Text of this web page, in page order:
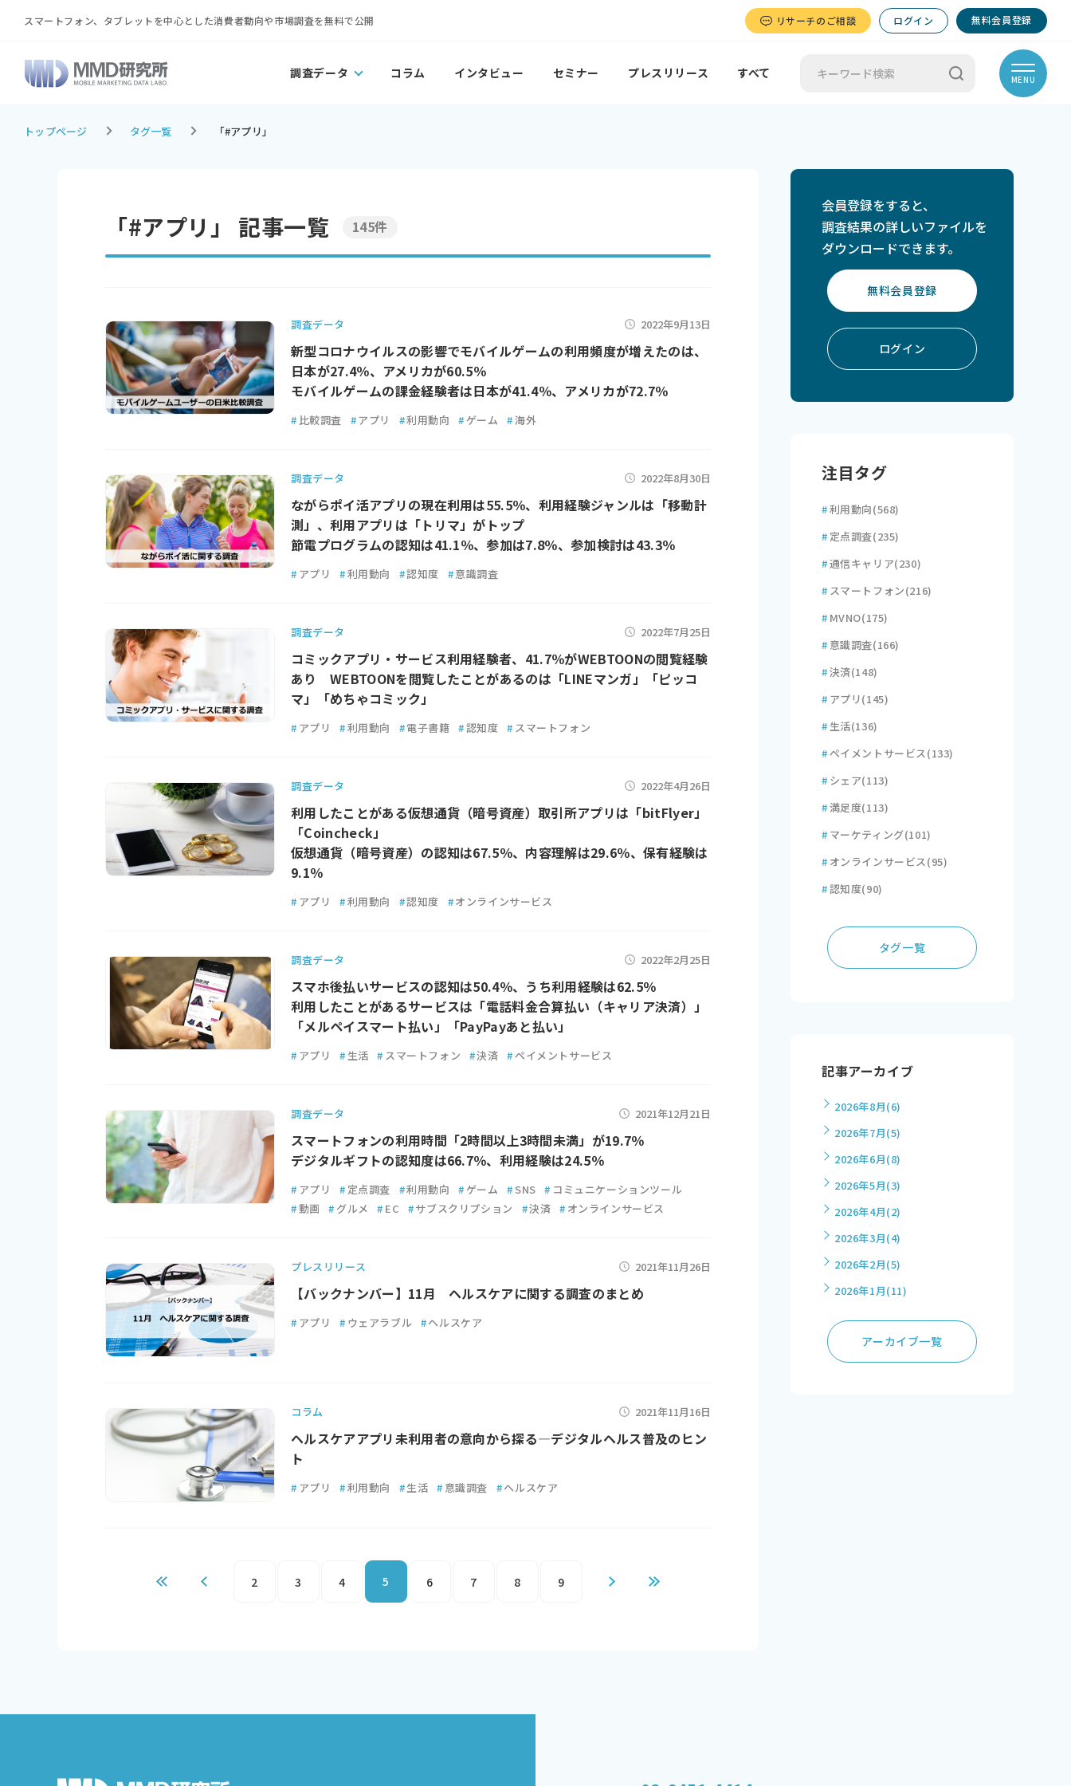
スマートフォン、タブレットを中心とした消費者動向や市場調査を無料で公開 リサーチのご相談 ログイン 無料会員登録
調査データ コラム インタビュー セミナー プレスリリース すべて MENU
トップページ タグ一覧 「#アプリ」
「#アプリ」 記事一覧 145件
調査データ 2022年9月13日
新型コロナウイルスの影響でモバイルゲームの利用頻度が増えたのは、
日本が27.4％、アメリカが60.5％
モバイルゲームの課金経験者は日本が41.4％、アメリカが72.7％
# 比較調査 #アプリ #利用動向 # ゲーム #海外
調査データ 2022年8月30日
ながらポイ活アプリの現在利用は55.5％、利用経験ジャンルは「移動計
測」、利用アプリは「トリマ」がトップ
節電プログラムの認知は41.1％、参加は7.8％、参加検討は43.3％
# アプリ #利用動向 #認知度 #意識調査
調査データ 2022年7月25日
コミックアプリ・サービス利用経験者、41.7％がWEBTOONの閲覧経験
あり WEBTOONを閲覧したことがあるのは「LINEマンガ」「ピッコ
マ」「めちゃコミック」
# アプリ #利用動向 #電子書籍 #認知度 # スマートフォン
調査データ 2022年4月26日
利用したことがある仮想通貨（暗号資産）取引所アプリは「bitFlyer」
「Coincheck」
仮想通貨（暗号資産）の認知は67.5％、内容理解は29.6％、保有経験は
9.1％
# アプリ #利用動向 #認知度 #オンラインサービス
調査データ 2022年2月25日
スマホ後払いサービスの認知は50.4％、うち利用経験は62.5％
利用したことがあるサービスは「電話料金合算払い（キャリア決済）」
「メルペイスマート払い」「PayPayあと払い」
# アプリ # 生活 # スマートフォン #決済 #ペイメントサービス
調査データ 2021年12月21日
スマートフォンの利用時間「2時間以上3時間未満」が19.7％
デジタルギフトの認知度は66.7％、利用経験は24.5％
# アプリ # 定点調査 #利用動向 # ゲーム # SNS # コミュニケーションツール
#動画 # グルメ # EC #サブスクリプション #決済 # オンラインサービス
プレスリリース 2021年11月26日
【バックナンバー】11月 ヘルスケアに関する調査のまとめ
# アプリ # ウェアラブル #ヘルスケア
コラム 2021年11月16日
ヘルスケアアプリ未利用者の意向から探る―デジタルヘルス普及のヒン
ト
# アプリ #利用動向 #生活 # 意識調査 #ヘルスケア
2 3 4 5 6 7 8 9
会員登録をすると、
調査結果の詳しいファイルを
ダウンロードできます。
無料会員登録
ログイン
注目タグ
#利用動向(568)
# 定点調査(235)
#通信キャリア(230)
# スマートフォン(216)
# MVNO(175)
# 意識調査(166)
#決済(148)
# アプリ(145)
# 生活(136)
#ペイメントサービス(133)
# シェア(113)
#満足度(113)
# マーケティング(101)
# オンラインサービス(95)
#認知度(90)
タグ一覧
記事アーカイブ
2026年8月(6)
2026年7月(5)
2026年6月(8)
2026年5月(3)
2026年4月(2)
2026年3月(4)
2026年2月(5)
2026年1月(11)
アーカイブ一覧